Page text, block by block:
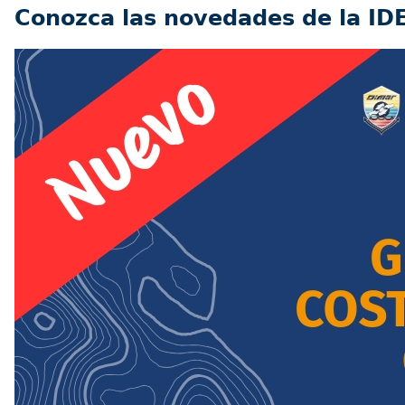
Conozca las novedades de la